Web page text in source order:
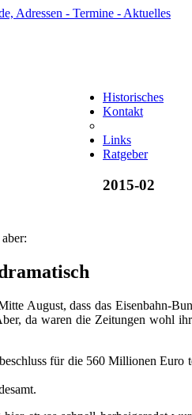
Historisches
Kontakt
Links
Ratgeber
August, dass das Eisenbahn-
da waren die Zeitungen wohl
für die 560 Millionen Euro
2015-02